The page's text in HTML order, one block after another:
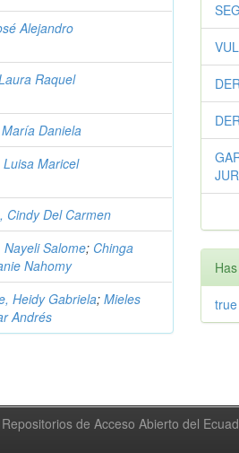
Alejandro
Raquel
Daniela
Luisa Maricel
Cindy Del Carmen
Salome; Chinga
Nahomy
Heidy Gabriela;Mieles
Andrés
true
de Acceso Abierto del